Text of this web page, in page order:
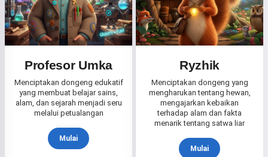
Profesor Umka
Menciptakan dongeng edukatif
yang membuat belajar sains,
alam, dan sejarah menjadi seru
melalui petualangan
Mulai
Ryzhik
Menciptakan dongeng yang
mengharukan tentang hewan,
mengajarkan kebaikan
terhadap alam dan fakta
menarik tentang satwa liar
Mulai